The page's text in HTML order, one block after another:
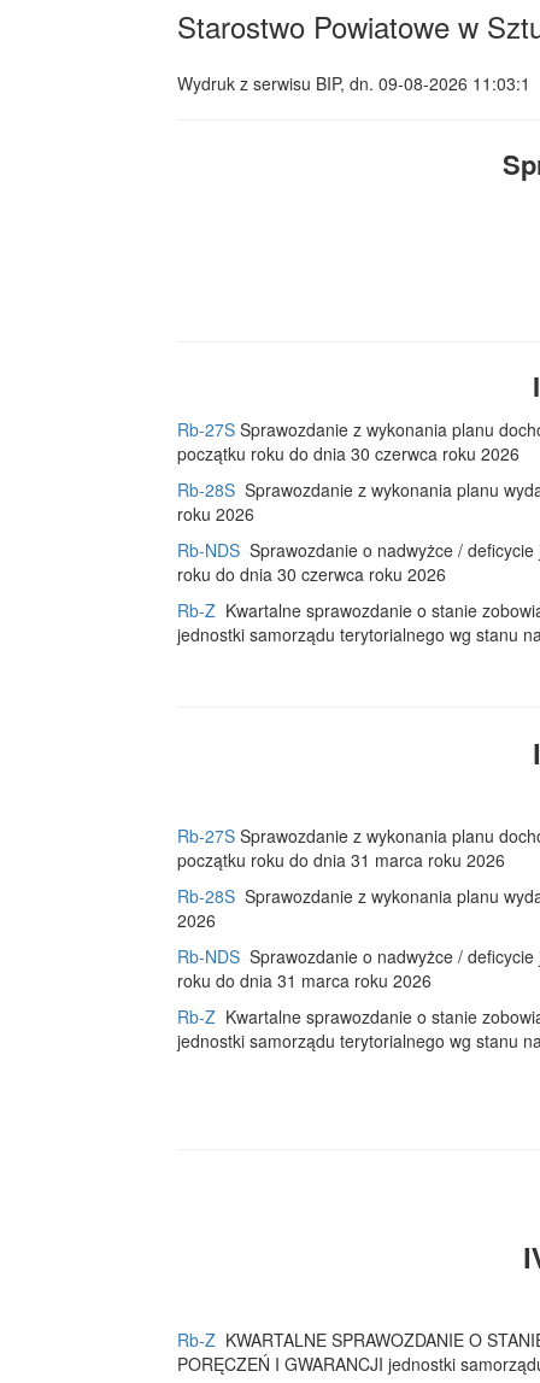
Starostwo Powiatowe w
Wydruk z serwisu BIP, dn. 09-08-2026 11:03:1
Rb-27S Sprawozdanie z wykonania planu
początku roku do dnia 30 czerwca roku 2026
Rb-28S Sprawozdanie z wykonania planu
roku 2026
Rb-NDS Sprawozdanie o nadwyżce /
roku do dnia 30 czerwca roku 2026
Rb-Z Kwartalne sprawozdanie o stanie
jednostki samorządu terytorialnego wg stanu
Rb-27S Sprawozdanie z wykonania planu
początku roku do dnia 31 marca roku 2026
Rb-28S Sprawozdanie z wykonania planu
2026
Rb-NDS Sprawozdanie o nadwyżce /
roku do dnia 31 marca roku 2026
Rb-Z Kwartalne sprawozdanie o stanie
jednostki samorządu terytorialnego wg stanu
Rb-Z KWARTALNE SPRAWOZDANIE O
PORĘCZEŃ I GWARANCJI jednostki